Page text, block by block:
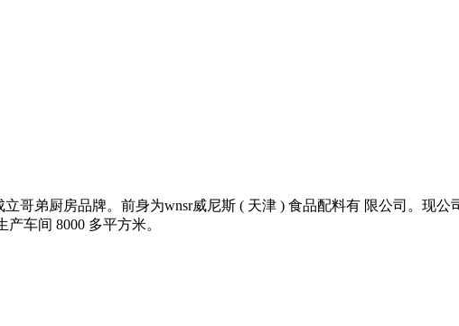
立哥弟厨房品牌。前身为wnsr威尼斯 ( 天津 ) 食品配料有 限公司。现
车间 8000 多平方米。